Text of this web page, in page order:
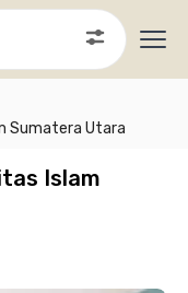
Sumatera Utara
Islam